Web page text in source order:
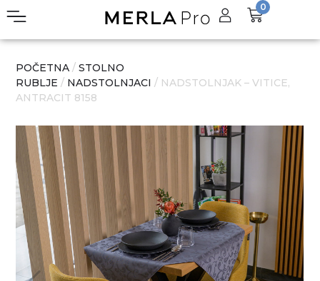
0
POČETNA /STOLNO
RUBLJE / NADSTOLNJACI / NADSTOLNJAK – VITICE,
ANTRACIT 8158